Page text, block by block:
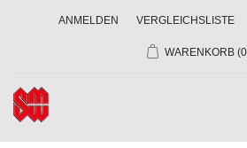
ANMELDEN VERGLEICHSLISTE
WARENKORB